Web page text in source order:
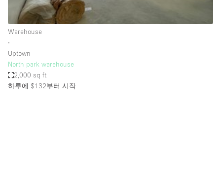
Concierge
Counters
Elevator
Fitting Rooms
Warehouse
∙
Uptown
North park warehouse
2,000 sq ft
하루에 $132부터 시작